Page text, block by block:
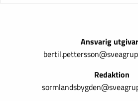
Ansvarig
Redaktion